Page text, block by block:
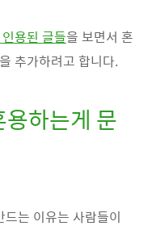
용된 글들을 보면서 혼
추가하려고 합니다.
하는게 문
는 이유는 사람들이